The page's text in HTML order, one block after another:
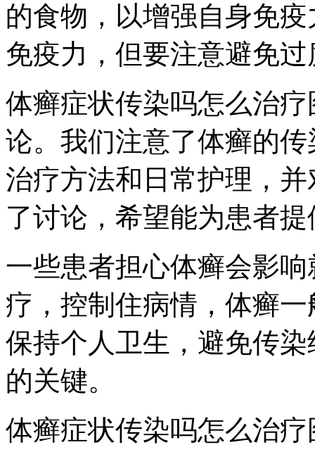
的食物，以增强自身免
免疫力，但要注意避免
体癣症状传染吗怎么治
论。我们注意了体癣的
治疗方法和日常护理，
了讨论，希望能为患者
一些患者担心体癣会影
疗，控制住病情，体癣
保持个人卫生，避免传
的关键。
体癣症状传染吗怎么治